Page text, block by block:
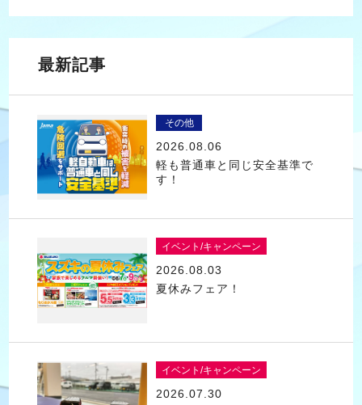
最新記事
その他
2026.08.06
軽も普通車と同じ安全基準で
す！
イベント/キャンペーン
2026.08.03
夏休みフェア！
イベント/キャンペーン
2026.07.30